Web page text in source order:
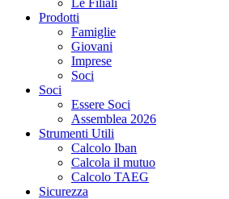
Le Filiali
Prodotti
Famiglie
Giovani
Imprese
Soci
Soci
Essere Soci
Assemblea 2026
Strumenti Utili
Calcolo Iban
Calcola il mutuo
Calcolo TAEG
Sicurezza